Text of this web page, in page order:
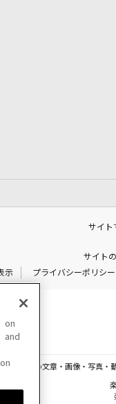
サイト
サイト
示
プライバシーポリシー
いる一切の文章・画像・写真
on